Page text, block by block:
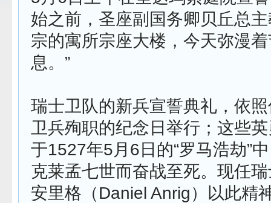
始之前，圣座副国务卿贝丘总主
宗的寓所宗座大楼，今天弥漫
息。”
瑞士卫队的新兵宣誓典礼，依
卫兵殉职的纪念日举行；这些
于1527年5月6日的“罗马浩劫”
克莱孟七世而奋战至死。现任
安里格（Daniel Anrig）以此精